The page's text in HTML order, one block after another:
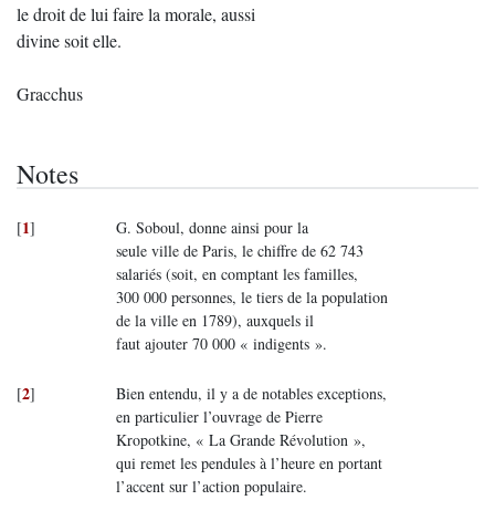
le droit de lui faire la morale, aussi
divine soit elle.
Gracchus
Notes
[1]
G. Soboul, donne ainsi pour la
seule ville de Paris, le chiffre de 62 743
salariés (soit, en comptant les familles,
300 000 personnes, le tiers de la population
de la ville en 1789), auxquels il
faut ajouter 70 000 « indigents ».
[2]
Bien entendu, il y a de notables exceptions,
en particulier l’ouvrage de Pierre
Kropotkine, « La Grande Révolution »,
qui remet les pendules à l’heure en portant
l’accent sur l’action populaire.